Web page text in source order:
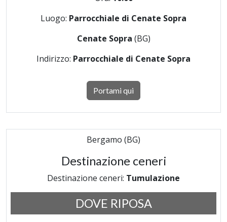
Luogo: Parrocchiale di Cenate Sopra
Cenate Sopra (BG)
Indirizzo: Parrocchiale di Cenate Sopra
Portami qui
Bergamo (BG)
Destinazione ceneri
Destinazione ceneri: Tumulazione
DOVE RIPOSA